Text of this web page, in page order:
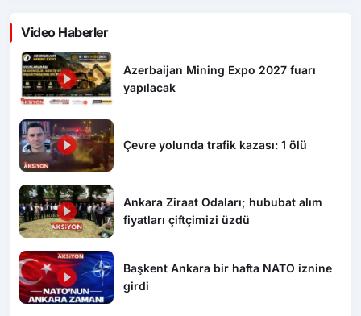
Video Haberler
Azerbaijan Mining Expo 2027 fuarı
yapılacak
Çevre yolunda trafik kazası: 1 ölü
Ankara Ziraat Odaları; hububat alım
fiyatları çiftçimizi üzdü
Başkent Ankara bir hafta NATO iznine
girdi